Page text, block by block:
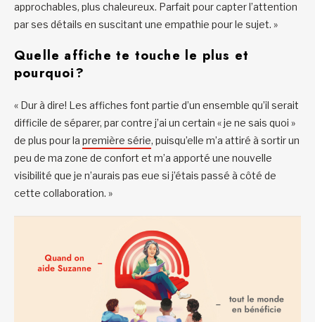
approchables, plus chaleureux. Parfait pour capter l’attention
par ses détails en suscitant une empathie pour le sujet. »
Quelle affiche te touche le plus et
pourquoi?
« Dur à dire! Les affiches font partie d’un ensemble qu’il serait
difficile de séparer, par contre j’ai un certain « je ne sais quoi »
de plus pour la première série, puisqu’elle m’a attiré à sortir un
peu de ma zone de confort et m’a apporté une nouvelle
visibilité que je n’aurais pas eue si j’étais passé à côté de
cette collaboration. »